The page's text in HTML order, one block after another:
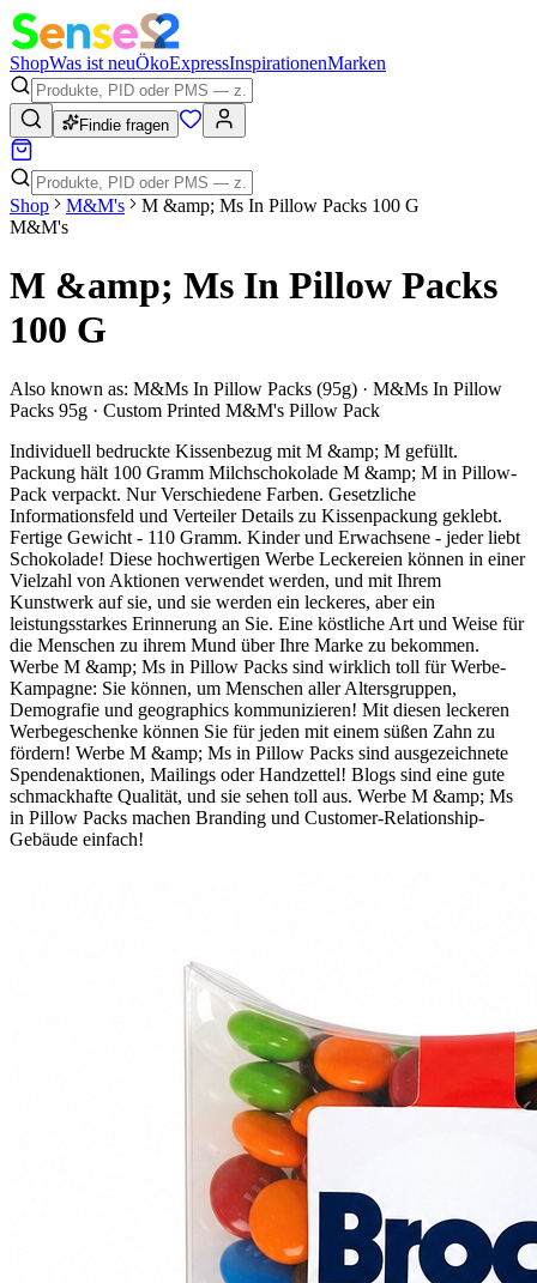
ShopWas ist neuÖkoExpressInspirationenMarken
Findie fragen
Shop M&M's
M &amp; Ms In Pillow Packs 100 G
M&M's
M &amp; Ms In Pillow Packs
100 G
Also known as: M&Ms In Pillow Packs (95g) · M&Ms In Pillow
Packs 95g · Custom Printed M&M's Pillow Pack
Individuell bedruckte Kissenbezug mit M &amp; M gefüllt.
Packung hält 100 Gramm Milchschokolade M &amp; M in Pillow-
Pack verpackt. Nur Verschiedene Farben. Gesetzliche
Informationsfeld und Verteiler Details zu Kissenpackung geklebt.
Fertige Gewicht - 110 Gramm. Kinder und Erwachsene - jeder liebt
Schokolade! Diese hochwertigen Werbe Leckereien können in einer
Vielzahl von Aktionen verwendet werden, und mit Ihrem
Kunstwerk auf sie, und sie werden ein leckeres, aber ein
leistungsstarkes Erinnerung an Sie. Eine köstliche Art und Weise für
die Menschen zu ihrem Mund über Ihre Marke zu bekommen.
Werbe M &amp; Ms in Pillow Packs sind wirklich toll für Werbe-
Kampagne: Sie können, um Menschen aller Altersgruppen,
Demografie und geographics kommunizieren! Mit diesen leckeren
Werbegeschenke können Sie für jeden mit einem süßen Zahn zu
fördern! Werbe M &amp; Ms in Pillow Packs sind ausgezeichnete
Spendenaktionen, Mailings oder Handzettel! Blogs sind eine gute
schmackhafte Qualität, und sie sehen toll aus. Werbe M &amp; Ms
in Pillow Packs machen Branding und Customer-Relationship-
Gebäude einfach!